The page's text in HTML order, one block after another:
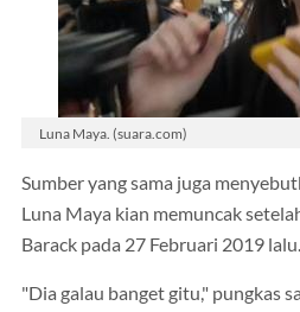
Luna Maya. (suara.com)
Sumber yang sama juga
Luna Maya kian memuncak
Barack pada 27 Februari 2019 lalu.
"Dia galau banget gitu," pungkas